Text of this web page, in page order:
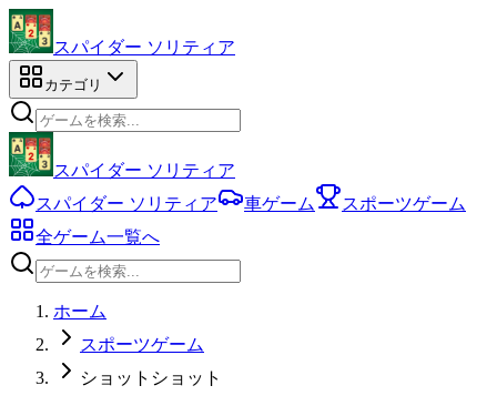
スパイダー ソリティア
カテゴリ
スパイダー ソリティア
スパイダー ソリティア
車ゲーム
スポーツゲーム
全ゲーム一覧へ
ホーム
スポーツゲーム
ショットショット